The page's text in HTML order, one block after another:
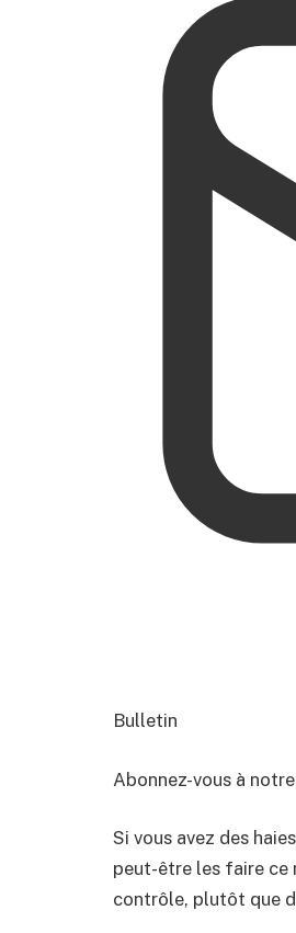
Bulletin
Abonnez-vous à
Si vous avez des
peut-être les faire ce
contrôle, plutôt que